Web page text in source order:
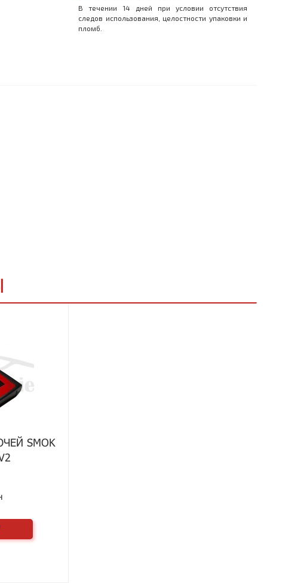
В течении 14 дней при условии отсутствия
следов использования, целостности упаковки и
пломб.
SMOK